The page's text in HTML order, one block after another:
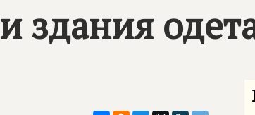
здания